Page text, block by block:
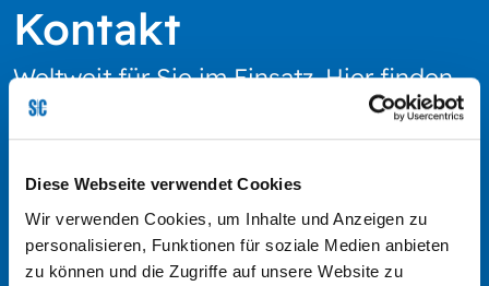
Diese Webseite verwendet Cookies
Wir verwenden Cookies, um Inhalte und Anzeigen zu
personalisieren, Funktionen für soziale Medien anbieten
zu können und die Zugriffe auf unsere Website zu
Kontakt
Weltweit für Sie im Einsatz. Hier finden
Sie die Kontaktdaten unserer weltweiten
Standorte. Senden Sie uns gerne eine